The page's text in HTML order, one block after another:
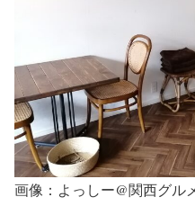
画像：よっしー@関西グル